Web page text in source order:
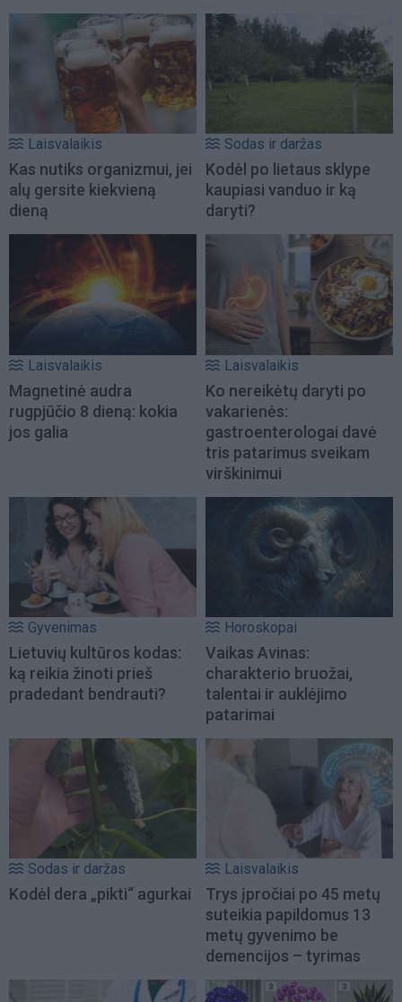
Laisvalaikis
Kas nutiks organizmui, jei
alų gersite kiekvieną
dieną
Sodas ir daržas
Kodėl po lietaus sklype
kaupiasi vanduo ir ką
daryti?
Laisvalaikis
Magnetinė audra
rugpjūčio 8 dieną: kokia
jos galia
Laisvalaikis
Ko nereikėtų daryti po
vakarienės:
gastroenterologai davė
tris patarimus sveikam
virškinimui
Gyvenimas
Lietuvių kultūros kodas:
ką reikia žinoti prieš
pradedant bendrauti?
Horoskopai
Vaikas Avinas:
charakterio bruožai,
talentai ir auklėjimo
patarimai
Sodas ir daržas
Kodėl dera „pikti“ agurkai
Laisvalaikis
Trys įpročiai po 45 metų
suteikia papildomus 13
metų gyvenimo be
demencijos – tyrimas